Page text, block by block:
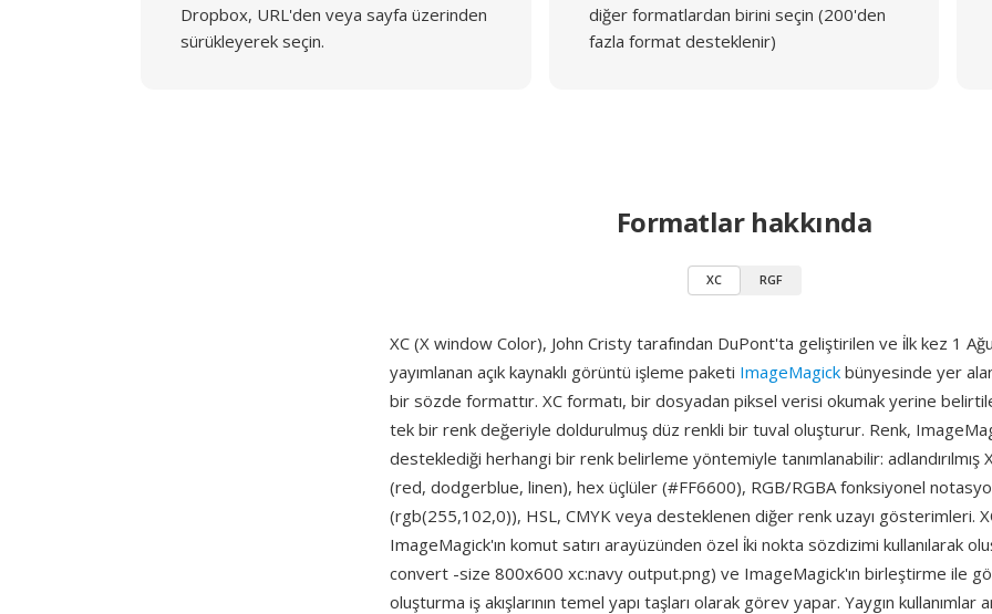
Dropbox, URL'den veya sayfa üzerinden
sürükleyerek seçin.
diğer formatlardan birini seçin (200'den
fazla format desteklenir)
Formatlar hakkında
XC RGF
XC (X window Color), John Cristy tarafından DuPont'ta geliştirilen ve i̇lk kez 1
yayımlanan açık kaynaklı görüntü işleme paketi ImageMagick bünyesinde yer
bir sözde formattır. XC formatı, bir dosyadan piksel verisi okumak yerine
tek bir renk değeriyle doldurulmuş düz renkli bir tuval oluşturur. Renk,
desteklediği herhangi bir renk belirleme yöntemiyle tanımlanabilir: adlandırılmış
(red, dodgerblue, linen), hex üçlüler (#FF6600), RGB/RGBA fonksiyonel
(rgb(255,102,0)), HSL, CMYK veya desteklenen diğer renk uzayı gösterimleri.
ImageMagick'ın komut satırı arayüzünden özel i̇ki nokta sözdizimi kullanılarak
convert -size 800x600 xc:navy output.png) ve ImageMagick'ın birleştirme ile
oluşturma iş akışlarının temel yapı taşları olarak görev yapar. Yaygın kullanımlar